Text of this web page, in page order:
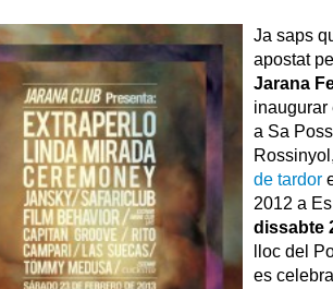
Ja saps
apostat
Jarana
a Sa
de tardor
2012 a
dissabte
lloc del
es